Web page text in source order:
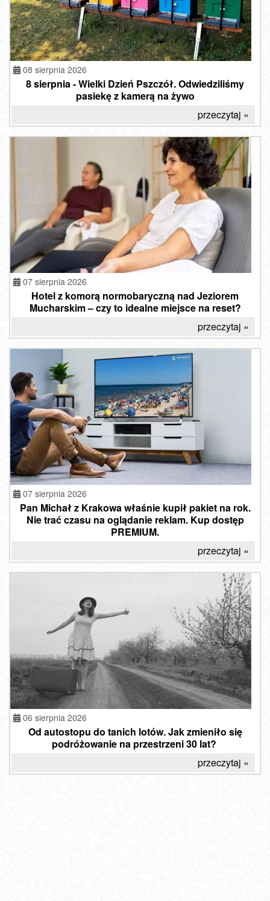
08 sierpnia 2026
8 sierpnia - Wielki Dzień Pszczół. Odwiedziliśmy
pasiekę z kamerą na żywo
przeczytaj »
07 sierpnia 2026
Hotel z komorą normobaryczną nad Jeziorem
Mucharskim – czy to idealne miejsce na reset?
przeczytaj »
07 sierpnia 2026
Pan Michał z Krakowa właśnie kupił pakiet na rok.
Nie trać czasu na oglądanie reklam. Kup dostęp
PREMIUM.
przeczytaj »
06 sierpnia 2026
Od autostopu do tanich lotów. Jak zmieniło się
podróżowanie na przestrzeni 30 lat?
przeczytaj »